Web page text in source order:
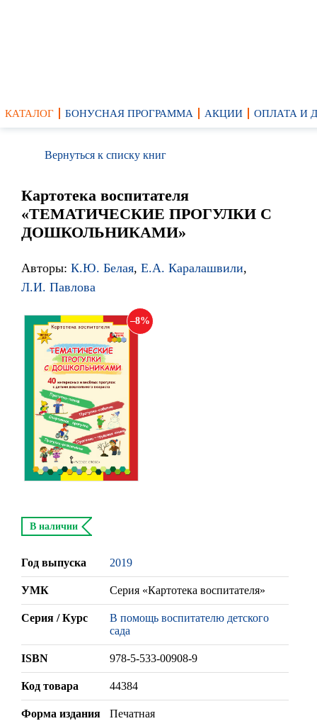
КАТАЛОГ БОНУСНАЯ ПРОГРАММА АКЦИИ ОПЛАТА И
Вернуться к списку книг
Картотека воспитателя
«ТЕМАТИЧЕСКИЕ ПРОГУЛКИ С
ДОШКОЛЬНИКАМИ»
Авторы: К.Ю. Белая, Е.А. Каралашвили,
Л.И. Павлова
8
В наличии
Год выпуска 2019
УМК Серия «Картотека воспитателя»
Серия / Курс
В помощь воспитателю детского
сада
ISBN 978-5-533-00908-9
Код товара 44384
Форма издания Печатная